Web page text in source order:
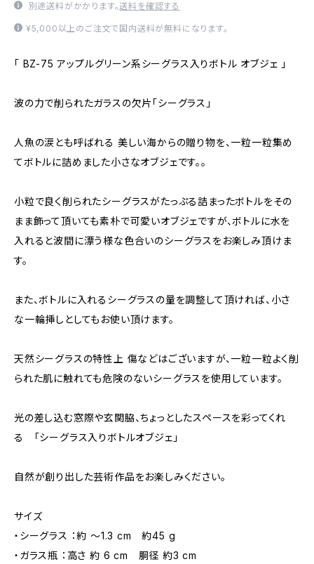
別途送料がかかります。送料を確認する
¥5,000以上のご注文で国内送料が無料になります。
「 BZ-75 アップルグリーン系シーグラス入りボトル オブジェ 」
波の力で削られたガラスの欠片「シーグラス」
人魚の涙とも呼ばれる 美しい海からの贈り物を、一粒一粒集め
てボトルに詰めました小さなオブジェです。。
小粒で良く削られたシーグラスがたっぷる詰まったボトルをその
まま飾って頂いても素朴で可愛いオブジェですが、ボトルに水を
入れると波間に漂う様な色合いのシーグラスをお楽しみ頂けま
す。
また、ボトルに入れるシーグラスの量を調整して頂ければ、小さ
な一輪挿しとしてもお使い頂けます。
天然シーグラスの特性上 傷などはございますが、一粒一粒よく削
られた肌に触れても危険のないシーグラスを使用しています。
光の差し込む窓際や玄関脇、ちょっとしたスペースを彩ってくれ
る 「シーグラス入りボトルオブジェ」
自然が創り出した芸術作品をお楽しみください。
サイズ
・シーグラス ：約 ～1.3 cm 約45 g
・ガラス瓶 ：高さ 約 6 cm 胴径 約3 cm